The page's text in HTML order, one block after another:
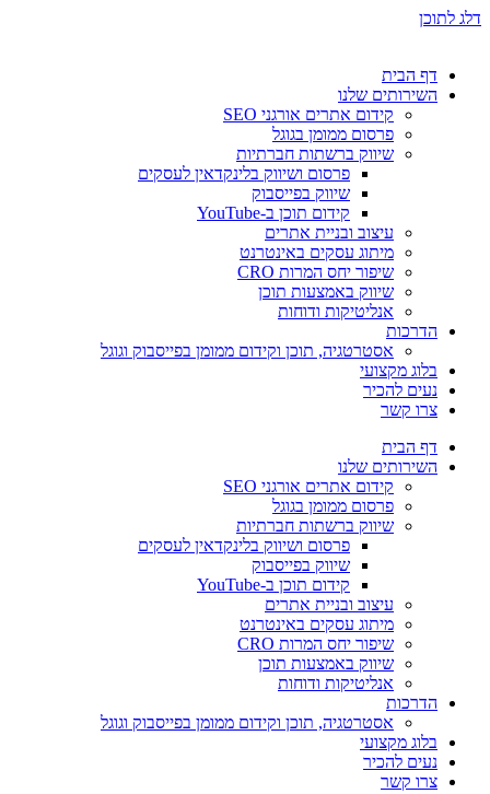
דלג לתוכן
דף הבית
השירותים שלנו
קידום אתרים אורגני SEO
פרסום ממומן בגוגל
שיווק ברשתות חברתיות
פרסום ושיווק בלינקדאין לעסקים
שיווק בפייסבוק
קידום תוכן ב-YouTube
עיצוב ובניית אתרים
מיתוג עסקים באינטרנט
שיפור יחס המרות CRO
שיווק באמצעות תוכן
אנליטיקות ודוחות
הדרכות
אסטרטגיה, תוכן וקידום ממומן בפייסבוק וגוגל
בלוג מקצועי
נעים להכיר
צרו קשר
דף הבית
השירותים שלנו
קידום אתרים אורגני SEO
פרסום ממומן בגוגל
שיווק ברשתות חברתיות
פרסום ושיווק בלינקדאין לעסקים
שיווק בפייסבוק
קידום תוכן ב-YouTube
עיצוב ובניית אתרים
מיתוג עסקים באינטרנט
שיפור יחס המרות CRO
שיווק באמצעות תוכן
אנליטיקות ודוחות
הדרכות
אסטרטגיה, תוכן וקידום ממומן בפייסבוק וגוגל
בלוג מקצועי
נעים להכיר
צרו קשר